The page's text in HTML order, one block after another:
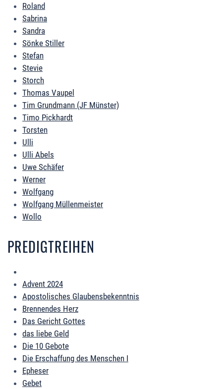
Roland
Sabrina
Sandra
Sönke Stiller
Stefan
Stevie
Storch
Thomas Vaupel
Tim Grundmann (JF Münster)
Timo Pickhardt
Torsten
Ulli
Ulli Abels
Uwe Schäfer
Werner
Wolfgang
Wolfgang Müllenmeister
Wollo
PREDIGTREIHEN
Advent 2024
Apostolisches Glaubensbekenntnis
Brennendes Herz
Das Gericht Gottes
das liebe Geld
Die 10 Gebote
Die Erschaffung des Menschen I
Epheser
Gebet